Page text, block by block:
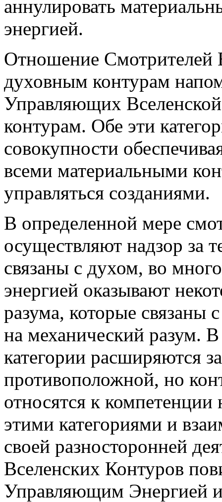
аннулировать
энергией.
Отношение Смотрителей
духовным контурам
Управляющих
контурам. Обе эти
совокупности
всеми материальными
управляться созданиями.
В определенной мере
осуществляют надзор за
связаны с духом, во
энергией оказывают
разума, которые связаны
на механический разум.
категории расширяются
противоположной, но
относятся к
этими категориями и
своей разносторонней
Вселенских Контуров
Управляющим Энергией